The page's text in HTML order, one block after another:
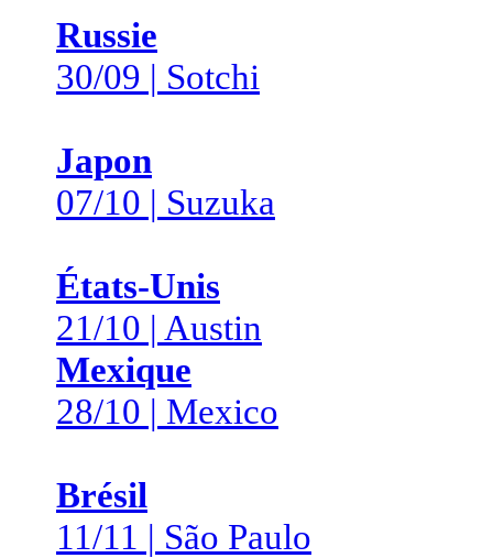
Russie
30/09 | Sotchi
Japon
07/10 | Suzuka
États-Unis
21/10 | Austin
Mexique
28/10 | Mexico
Brésil
11/11 | São Paulo